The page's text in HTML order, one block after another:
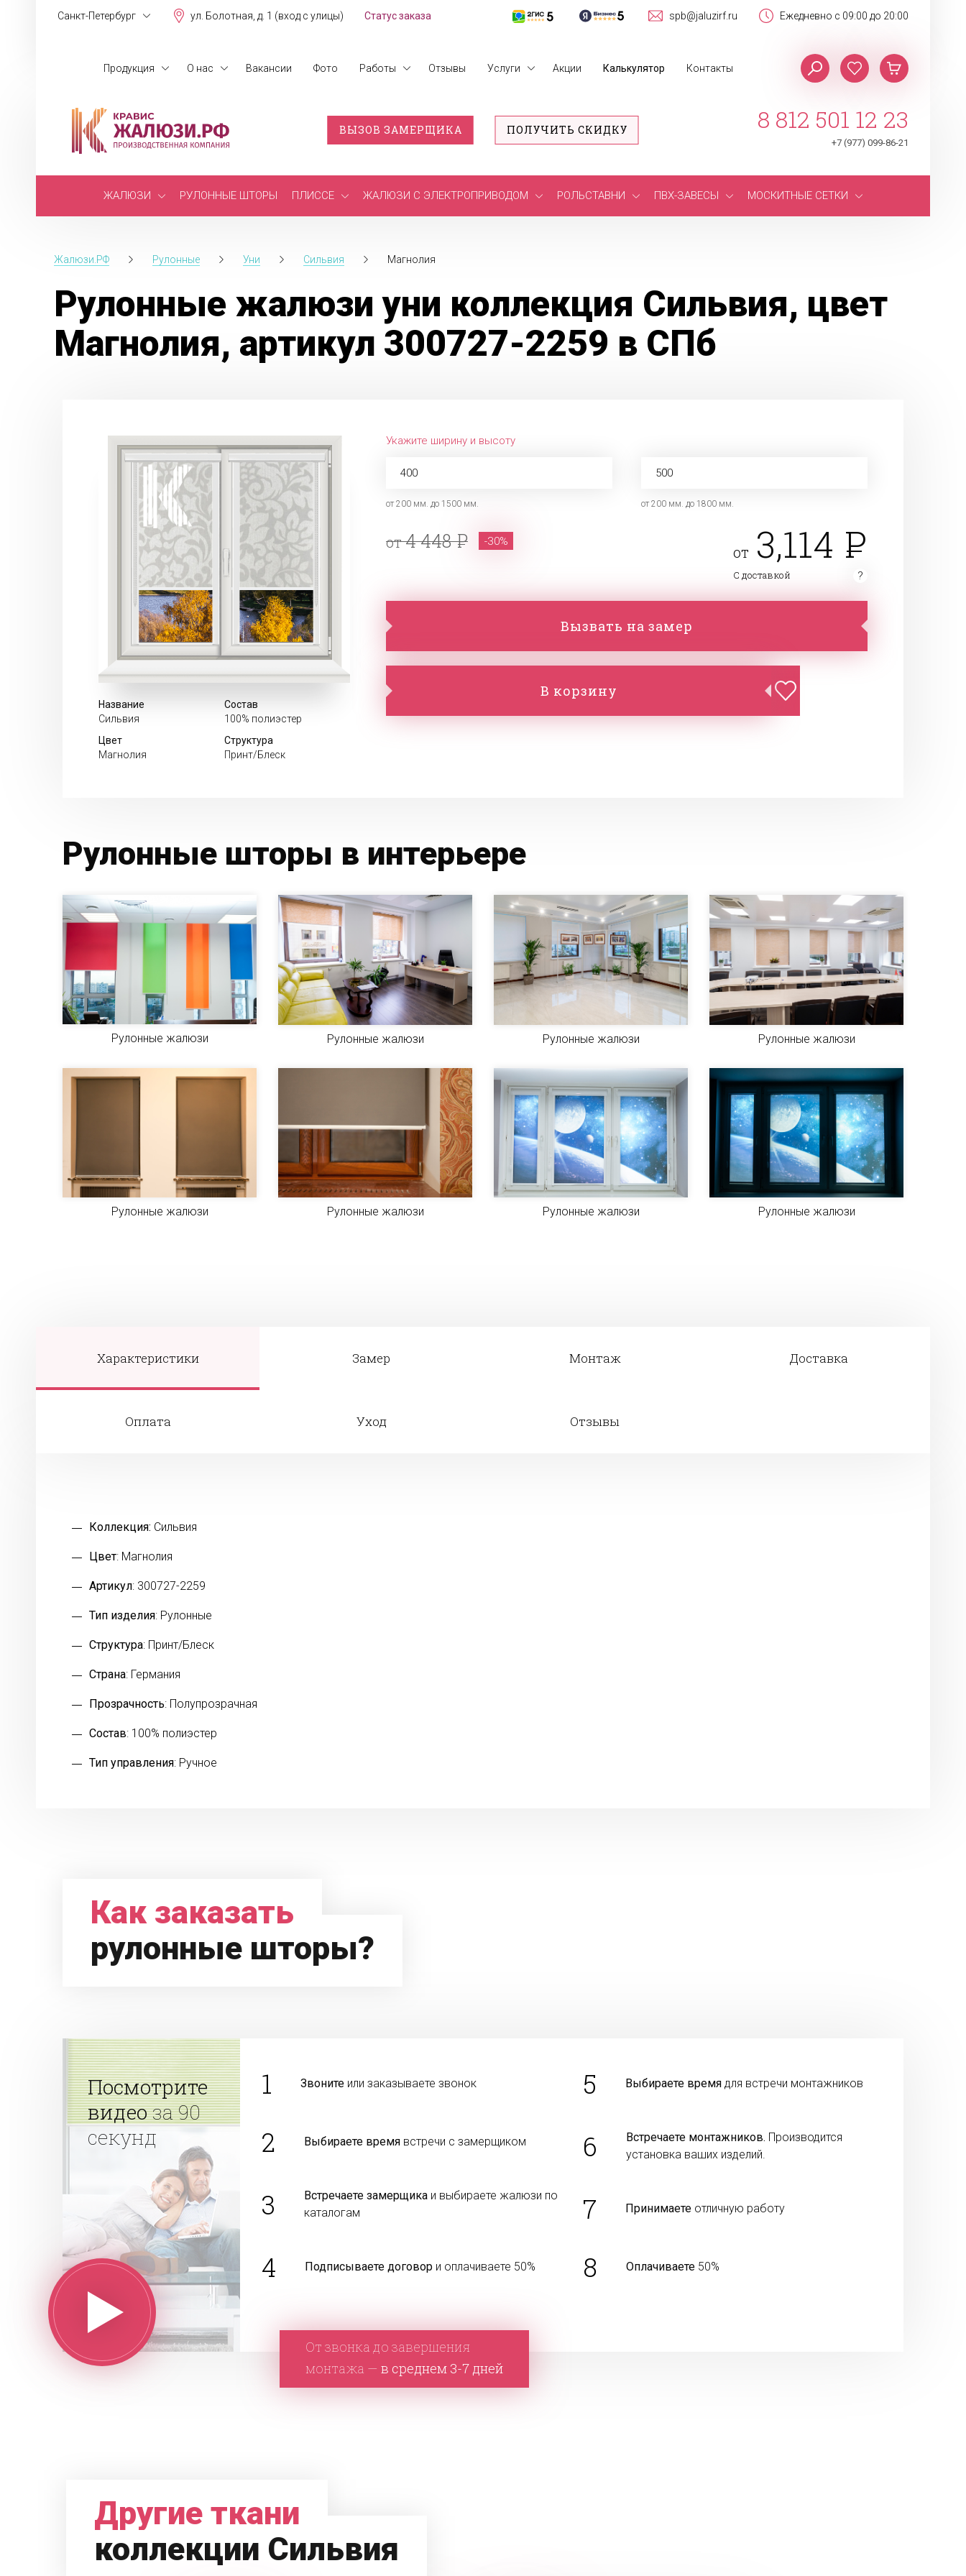
Санкт-Петербург ул. Болотная, д. 1 (вход с улицы) Ежедневно с 09:00 до 20:00
spb@jaluzirf.ru
Статус заказа
Продукция О нас Вакансии Фото Работы Отзывы Услуги Акции Калькулятор Контакты
ВЫЗОВ ЗАМЕРЩИКА ПОЛУЧИТЬ СКИДКУ 8 812 501 12 23
+7 (977) 099-86-21
ЖАЛЮЗИ РУЛОННЫЕ ШТОРЫ ПЛИССЕ ЖАЛЮЗИ С ЭЛЕКТРОПРИВОДОМ РОЛЬСТАВНИ ПВХ-ЗАВЕСЫ МОСКИТНЫЕ СЕТКИ
Жалюзи.РФ Рулонные Уни Сильвия Магнолия
Рулонные жалюзи уни коллекция Сильвия, цвет
Магнолия, артикул 300727-2259 в СПб
Название
Сильвия
Состав
100% полиэстер
Цвет
Магнолия
Структура
Принт/Блеск
Укажите ширину и высоту
от 200 мм. до 1500 мм. от 200 мм. до 1800 мм.
от4 448 -30%
от 3,114
С доставкой
Вызвать на замер
В корзину
Рулонные шторы в интерьере
Рулонные жалюзи Рулонные жалюзи Рулонные жалюзи Рулонные жалюзи
Рулонные жалюзи Рулонные жалюзи Рулонные жалюзи Рулонные жалюзи
Характеристики Замер Монтаж Доставка
Оплата Уход Отзывы
Коллекция: Сильвия
Цвет: Магнолия
Артикул: 300727-2259
Тип изделия: Рулонные
Структура: Принт/Блеск
Страна: Германия
Прозрачность: Полупрозрачная
Состав: 100% полиэстер
Тип управления: Ручное
Как заказать
рулонные шторы?
Посмотрите
видеоза 90
секунд
1 Звоните или заказываете звонок
2 Выбираете время встречи с замерщиком
3 Встречаете замерщика и выбираете жалюзи по
каталогам
4 Подписываете договор и оплачиваете 50%
5 Выбираете времядля встречи монтажников
6 Встречаете монтажников. Производится
установка ваших изделий.
7 Принимаетеотличную работу
8 Оплачиваете50%
От звонка до завершения
монтажа — в среднем 3-7 дней
Другие ткани
коллекции Сильвия